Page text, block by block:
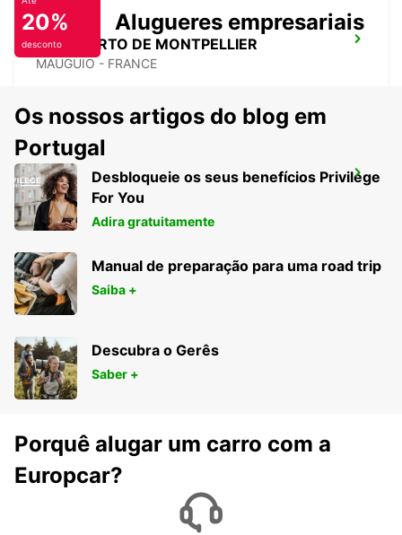
AEROPORTO DE MONTPELLIER
MAUGUIO - FRANCE
CASTRES
CASTRES - FRANCE
20%
desconto
Alugueres empresariais
Os nossos artigos do blog em
Portugal
Desbloqueie os seus benefícios Privilege
For You
Adira gratuitamente
Manual de preparação para uma road trip
Saiba +
Descubra o Gerês
Saber +
Porquê alugar um carro com a
Europcar?